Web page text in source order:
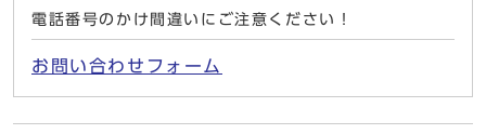
電話番号のかけ間違いにご注意ください！
お問い合わせフォーム